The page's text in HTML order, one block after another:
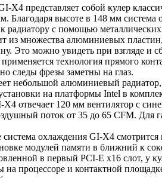
X4 представляет собой кулер
Благодаря высоте в 148 мм
радиатору с помощью металлических
из множества алюминиевых
Это можно увидеть при взгляде и
технология прямого
следы фрезы заметны на глаз.
небольшой алюминиевый
на платформы Intel в
X4 отвечает 120 мм вентилятор с
поток от 35 до 65 CFM.
охлаждения GI-X4
модулей памяти в ближний к
в первый PCI-E x16 слот, у
на процессоре и контактной